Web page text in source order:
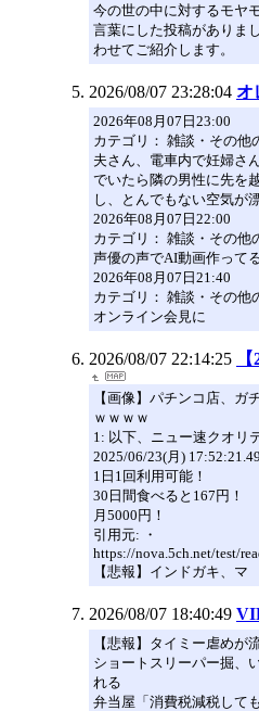
今の世の中に対するモヤ
言葉にした投稿がありま
わせてご紹介します。
2026/08/07 23:28:04 オ
2026年08月07日23:00
カテゴリ： 雑談・その他
夫さん、電車内で妊婦さ
でいたら隣の男性に先を
し、とんでもない空気が
2026年08月07日22:00
カテゴリ： 雑談・その他
声優の声でAI動画作って
2026年08月07日21:40
カテゴリ： 雑談・その他
オンライン会見に
2026/08/07 22:14:25
【画像】パチンコ店、ガ
ｗｗｗｗ
1: 以下、ニュー速クオリ
2025/06/23(月)
1日1回利用可能！
30日間食べると167円！
月5000円！
引用元: ・
https://nova.5ch.net/test/
【悲報】インドガキ、マ
2026/08/07 18:40:49
【悲報】タイミー虐めが
ショートスリーパー掘、
れる
弁当屋「消費税減税して